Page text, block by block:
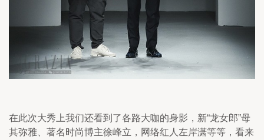
在此次大秀上我们还看到了各路大咖的身影，新“龙女郎”母
其弥雅、著名时尚博主徐峰立，网络红人左岸潇等等，看来